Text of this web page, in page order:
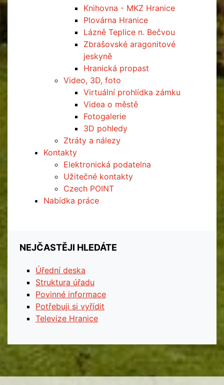
Knihovna - MKZ Hranice
Plovárna Hranice
Lázně Teplice n. Bečvou
Zbrašovské aragonitové
jeskyně
Hranická propast
Video, 3D, foto
Virtuální prohlídka zámku
Videa o městě
Fotogalerie
3D pohledy
Ztráty a nálezy
Kontakty
Elektronická podatelna
Užitečné kontakty
Czech POINT
Nabídka práce
NEJČASTĚJI HLEDÁTE
Úřední deska
Struktura úřadu
Povinné informace
Potřebuji si vyřídit
Televize Hranice